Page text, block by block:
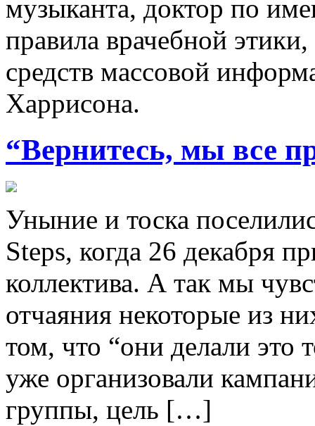
музыканта, доктор по
правила врачебной этики,
средств массовой
Харрисона.
“Вернитесь, мы все
Уныние и тоска
Steps, когда 26 декабря
коллектива. А так мы
отчаяния некоторые из
том, что “они делали это
уже организовали
группы, цель […]